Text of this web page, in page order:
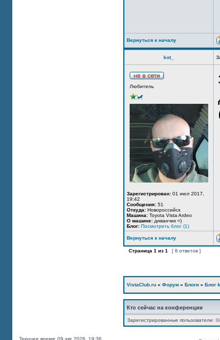
Вернуться к началу
kot_
Любитель
Зарегистрирован: 01 июл 2017,
19:42
Сообщения: 51
Откуда: Новороссийск
Машина: Toyota Vista Ardeo
О машине: диванчик =)
Блог: Посмотреть блог (1)
Вернуться к началу
Страница 1 из 1 [ 8 ответов ]
VistaClub.ru » Форум » Блоги » Блог
Кто сейчас на конференции
Зарегистрированные пользователи:
Текущее время: 09 авг 2026, 19:36